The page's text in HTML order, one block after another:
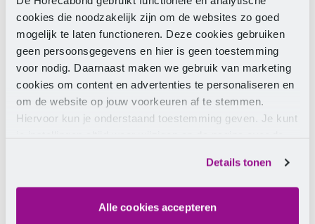
cookies die noodzakelijk zijn om de websites zo goed
mogelijk te laten functioneren. Deze cookies gebruiken
geen persoonsgegevens en hier is geen toestemming
voor nodig. Daarnaast maken we gebruik van marketing
cookies om content en advertenties te personaliseren en
om de website op jouw voorkeuren af te stemmen.
Hiervoor kun je onderstaand toestemming geven. Je kunt
Details tonen
Alle cookies accepteren
prestatiegericht, zodat wachttijden niet te lang
worden, én je bent verantwoordelijk voor de
veiligheid van mensen.”
Juist die verantwoordelijkheid wringt. Want volgens
meerdere medewerkers wordt er veel verwacht,
zonder dat daar passende waardering of zekerheden
vooraan”, zegt Adinda. “Dat gaat veel verder dan
De roep om betere arbeidsvoorwaarden gaat